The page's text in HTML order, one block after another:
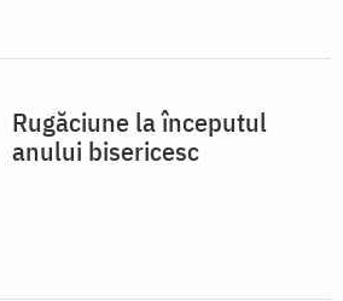
Rugăciune la începutul
anului bisericesc